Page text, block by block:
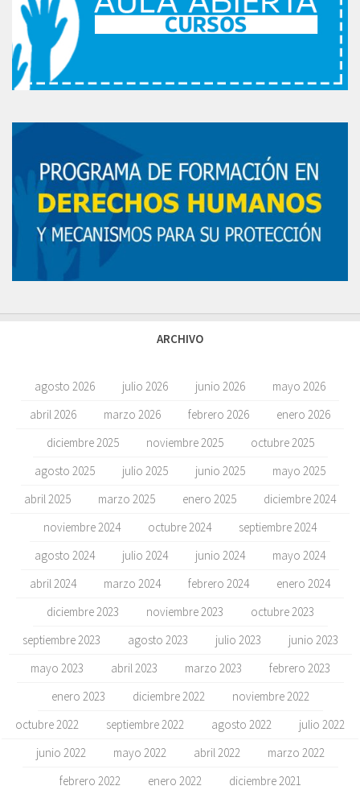
ARCHIVO
agosto 2026 julio 2026 junio 2026
mayo 2026
abril 2026
marzo 2026 febrero 2026
enero 2026
diciembre 2025
noviembre 2025
octubre 2025
agosto 2025
julio 2025 junio 2025
mayo 2025
abril 2025
marzo 2025 enero 2025
diciembre 2024
noviembre 2024
octubre 2024
septiembre 2024
agosto 2024
julio 2024 junio 2024
mayo 2024
abril 2024
marzo 2024 febrero 2024
enero 2024
diciembre 2023
noviembre 2023
octubre 2023
septiembre 2023
agosto 2023 julio 2023
junio 2023
mayo 2023
abril 2023 marzo 2023
febrero 2023
enero 2023
diciembre 2022
noviembre 2022
octubre 2022
septiembre 2022 agosto 2022
julio 2022
junio 2022
mayo 2022 abril 2022
marzo 2022
febrero 2022
enero 2022
diciembre 2021